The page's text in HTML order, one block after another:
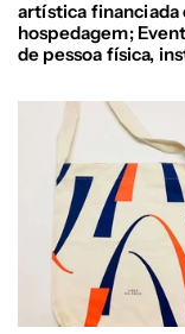
artística financiada
hospedagem;
de pessoa física,